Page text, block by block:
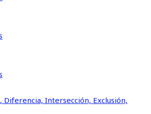
Diferencia, Intersección, Exclusión,